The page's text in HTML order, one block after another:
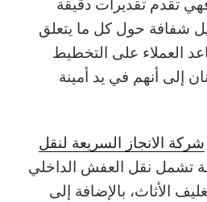
شفافة حول كل ما يتعلق
العملاء على التخطيط
إلى أنهم في يد أمينة
شركة الانجاز السريعة لنقل
تشمل نقل العفش الداخلي
الأثاث، بالإضافة إلى